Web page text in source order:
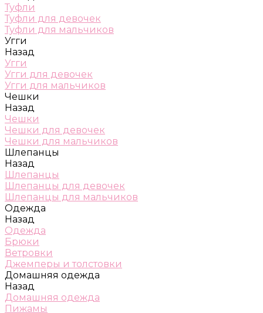
Туфли
Туфли для девочек
Туфли для мальчиков
Угги
Назад
Угги
Угги для девочек
Угги для мальчиков
Чешки
Назад
Чешки
Чешки для девочек
Чешки для мальчиков
Шлепанцы
Назад
Шлепанцы
Шлепанцы для девочек
Шлепанцы для мальчиков
Одежда
Назад
Одежда
Брюки
Ветровки
Джемперы и толстовки
Домашняя одежда
Назад
Домашняя одежда
Пижамы